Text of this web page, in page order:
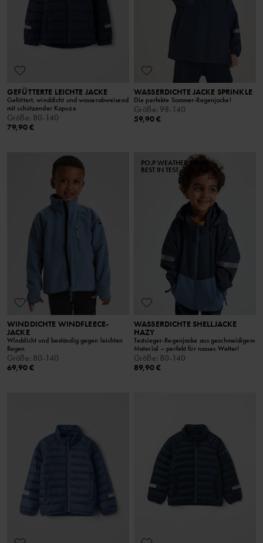
GEFÜTTERTE LEICHTE JACKE
Gefüttert, winddicht und wasserabweisend
mit schützender Kapuze
Größe: 80-140
79,90 €
WASSERDICHTE JACKE SPRINKLE
Die perfekte Sommer-Regenjacke!
Größe: 98-140
59,90 €
WINDDICHTE WINDFLEECE-
JACKE
Winddicht und beständig gegen leichten
Regen
Größe: 80-140
69,90 €
PO.P WEATHER PRO®
BEST IN TEST
WASSERDICHTE SHELLJACKE
HAZY
Testsieger-Regenjacke aus geschmeidigem
Material – perfekt für nasses Wetter!
Größe: 80-140
89,90 €